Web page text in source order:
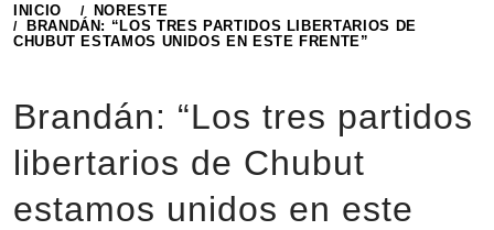
INICIO
NORESTE
BRANDÁN: “LOS TRES PARTIDOS LIBERTARIOS DE
CHUBUT ESTAMOS UNIDOS EN ESTE FRENTE”
Brandán: “Los tres partidos
libertarios de Chubut
estamos unidos en este